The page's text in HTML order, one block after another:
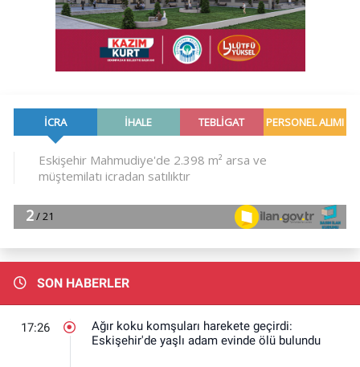
SON HABERLER
17:26
Ağır koku komşuları harekete geçirdi:
Eskişehir'de yaşlı adam evinde ölü bulundu